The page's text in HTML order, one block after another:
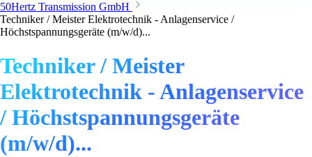
50Hertz Transmission GmbH
Techniker / Meister Elektrotechnik - Anlagenservice /
Höchstspannungsgeräte (m/w/d)...
Techniker / Meister
Elektrotechnik - Anlagenservice
/ Höchstspannungsgeräte
(m/w/d)...